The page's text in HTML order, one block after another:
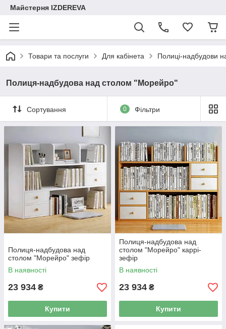
Майстерня IZDEREVA
Товари та послуги Для кабінета Полиці-надбудови
Полиця-надбудова над столом "Морейро"
Сортування 0 Фільтри
Полиця-надбудова над
столом "Морейро" зефір
В наявності
23 934 ₴
Купити
Полиця-надбудова над
столом "Морейро" каррі-
зефір
В наявності
23 934 ₴
Купити